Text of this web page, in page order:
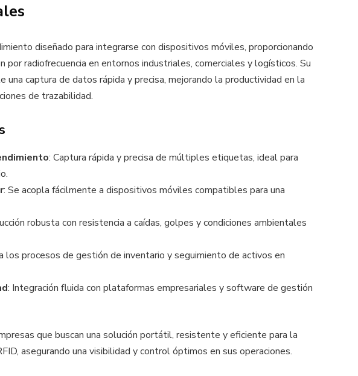
diseñado para integrarse con dispositivos móviles, proporcionando
por radiofrecuencia en entornos industriales, comerciales y logísticos. Su
captura de datos rápida y precisa, mejorando la productividad en la
de trazabilidad.
: Captura rápida y precisa de múltiples etiquetas, ideal para
: Se acopla fácilmente a dispositivos móviles compatibles para una
robusta con resistencia a caídas, golpes y condiciones ambientales
los procesos de gestión de inventario y seguimiento de activos en
: Integración fluida con plataformas empresariales y software de gestión
que buscan una solución portátil, resistente y eficiente para la
asegurando una visibilidad y control óptimos en sus operaciones.